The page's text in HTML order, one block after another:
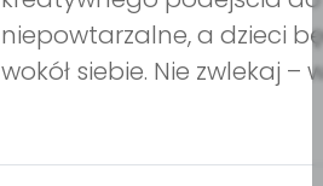
niepowtarzalne, a dzieci
wokół siebie. Nie zwlekaj –